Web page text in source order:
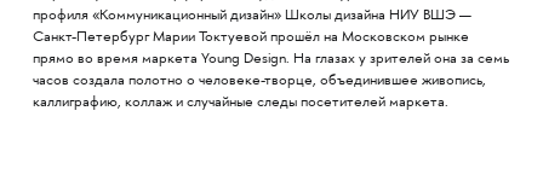
профиля «Коммуникационный дизайн» Школы дизайна НИУ ВШЭ —
Санкт-Петербург Марии Токтуевой прошёл на Московском рынке
прямо во время маркета Young Design. На глазах у зрителей она за семь
часов создала полотно о человеке-творце, объединившее живопись,
каллиграфию, коллаж и случайные следы посетителей маркета.